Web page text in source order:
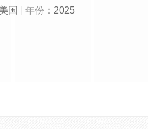
美国 年份： 2025